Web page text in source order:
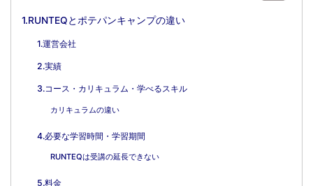
1.RUNTEQとポテパンキャンプの違い
1.運営会社
2.実績
3.コース・カリキュラム・学べるスキル
カリキュラムの違い
4.必要な学習時間・学習期間
RUNTEQは受講の延長できない
5.料金